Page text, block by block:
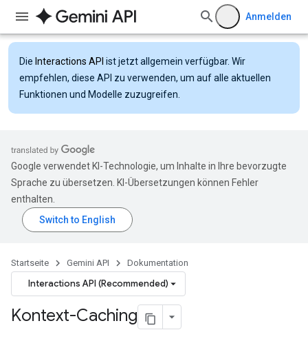
Anmelden
Die Interactions API ist jetzt allgemein verfügbar. Wir
empfehlen, diese API zu verwenden, um auf alle aktuellen
Funktionen und Modelle zuzugreifen.
Google verwendet KI-Technologie, um Inhalte in Ihre bevorzugte
Sprache zu übersetzen. KI-Übersetzungen können Fehler
enthalten.
Startseite Gemini API Dokumentation
Interactions API (Recommended)
Kontext-Caching